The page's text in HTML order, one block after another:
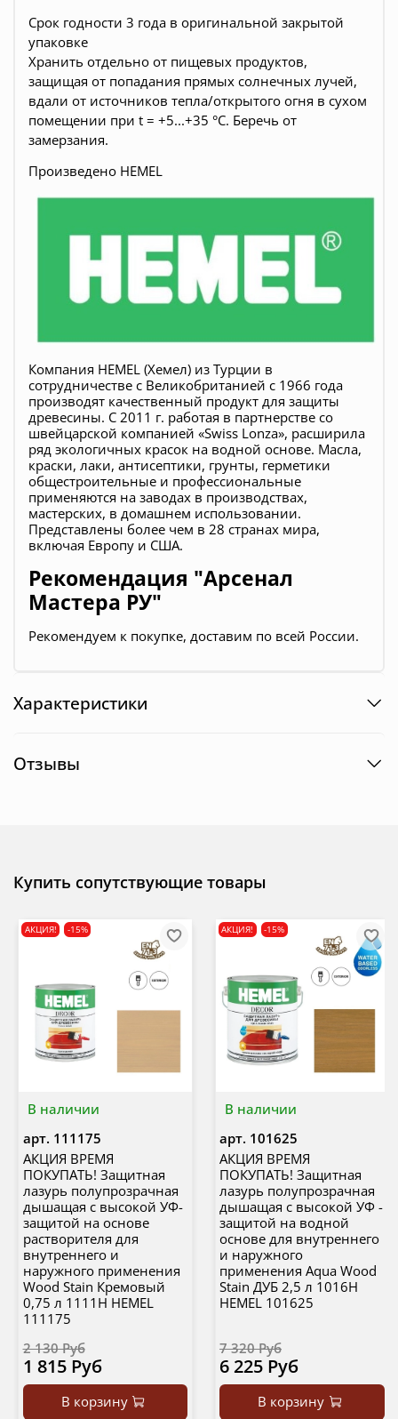
Срок годности 3 года в оригинальной закрытой
упаковке
Хранить отдельно от пищевых продуктов,
защищая от попадания прямых солнечных лучей,
вдали от источников тепла/открытого огня в сухом
помещении при t = +5...+35 °С. Беречь от
замерзания.
Произведено HEMEL
Компания HEMEL (Хемел) из Турции в
сотрудничестве с Великобританией с 1966 года
производят качественный продукт для защиты
древесины. С 2011 г. работая в партнерстве со
швейцарской компанией «Swiss Lonza», расширила
ряд экологичных красок на водной основе. Масла,
краски, лаки, антисептики, грунты, герметики
общестроительные и профессиональные
применяются на заводах в производствах,
мастерских, в домашнем использовании.
Представлены более чем в 28 странах мира,
включая Европу и США.
Рекомендация "Арсенал
Мастера РУ"
Рекомендуем к покупке, доставим по всей России.
Характеристики
Отзывы
Купить сопутствующие товары
В наличии
АКЦИЯ! -15%
арт. 111175
АКЦИЯ ВРЕМЯ
ПОКУПАТЬ! Защитная
лазурь полупрозрачная
дышащая с высокой УФ-
защитой на основе
растворителя для
внутреннего и
наружного применения
Wood Stain Кремовый
0,75 л 1111H HEMEL
111175
2 130 Руб
1 815 Руб
В корзину
В наличии
АКЦИЯ! -15%
арт. 101625
АКЦИЯ ВРЕМЯ
ПОКУПАТЬ! Защитная
лазурь полупрозрачная
дышащая с высокой УФ -
защитой на водной
основе для внутреннего
и наружного
применения Aqua Wood
Stain ДУБ 2,5 л 1016H
HEMEL 101625
7 320 Руб
6 225 Руб
В корзину